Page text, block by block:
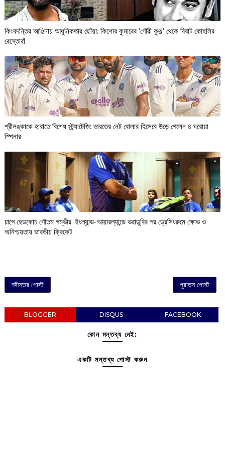
কিংবদন্তির আঙিনায় আধুনিকতার ছোঁয়া: কিশোর কুমারের ‘গৌরী কুঞ্জ’ থেকে বিরাট কোহলির
রেস্তোরাঁ
শ্রীলঙ্কাকে হারাতে বিশেষ স্ট্র্যাটেজি: ভারতের নেট বোলার হিসেবে উড়ে গেলেন ৪ ঘরোয়া
স্পিনার
চাপে হেডকোচ গৌতম গম্ভীর: ইংল্যান্ড-আয়ারল্যান্ডে ভরাডুবির পর ড্রেসিংরুমে ক্ষোভ ও
অনিশ্চয়তায় ভারতীয় ক্রিকেট
নবীনতর পোস্ট পুরাতন পোস্ট
BLOGGER DISQUS FACEBOOK
কোন মন্তব্য নেই:
একটি মন্তব্য পোস্ট করুন